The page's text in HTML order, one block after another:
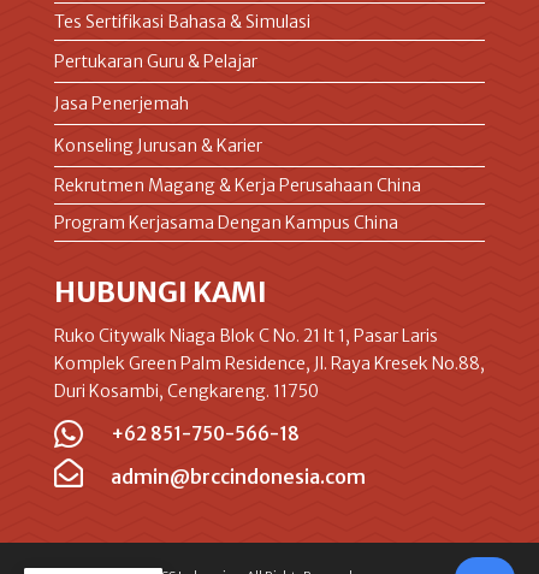
Tes Sertifikasi Bahasa & Simulasi
Pertukaran Guru & Pelajar
Jasa Penerjemah
Konseling Jurusan & Karier
Rekrutmen Magang & Kerja Perusahaan China
Program Kerjasama Dengan Kampus China
HUBUNGI KAMI
Ruko Citywalk Niaga Blok C No. 21 lt 1, Pasar Laris
Komplek Green Palm Residence, Jl. Raya Kresek No.88,
Duri Kosambi, Cengkareng. 11750
 +62 851-750-566-18
 admin@brccindonesia.com